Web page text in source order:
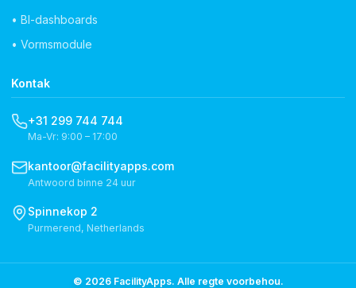
• BI-dashboards
• Vormsmodule
Kontak
+31 299 744 744
Ma-Vr: 9:00 – 17:00
kantoor@facilityapps.com
Antwoord binne 24 uur
Spinnekop 2
Purmerend, Netherlands
© 2026 FacilityApps. Alle regte voorbehou.